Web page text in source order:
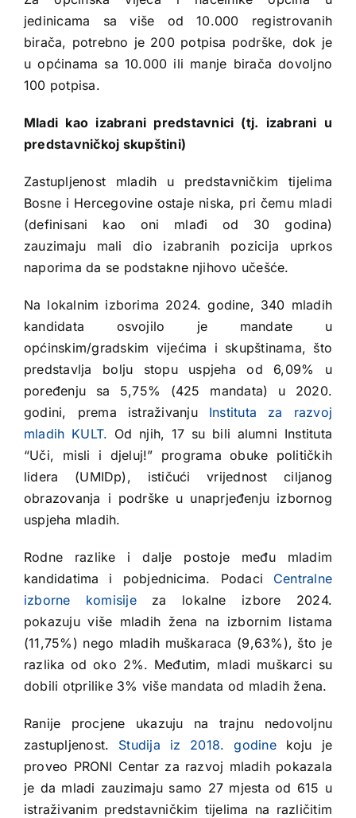
jedinicama sa više od 10.000 registrovanih
birača, potrebno je 200 potpisa podrške, dok je
u općinama sa 10.000 ili manje birača dovoljno
100 potpisa.
Mladi kao izabrani predstavnici (tj. izabrani u
predstavničkoj skupštini)
Zastupljenost mladih u predstavničkim tijelima
Bosne i Hercegovine ostaje niska, pri čemu mladi
(definisani kao oni mlađi od 30 godina)
zauzimaju mali dio izabranih pozicija uprkos
naporima da se podstakne njihovo učešće.
Na lokalnim izborima 2024. godine, 340 mladih
kandidata osvojilo je mandate u
općinskim/gradskim vijećima i skupštinama, što
predstavlja bolju stopu uspjeha od 6,09% u
poređenju sa 5,75% (425 mandata) u 2020.
godini, prema istraživanju Instituta za razvoj
mladih KULT. Od njih, 17 su bili alumni Instituta
“Uči, misli i djeluj!” programa obuke političkih
lidera (UMIDp), ističući vrijednost ciljanog
obrazovanja i podrške u unaprjeđenju izbornog
uspjeha mladih.
Rodne razlike i dalje postoje među mladim
kandidatima i pobjednicima. Podaci Centralne
izborne komisijeza lokalne izbore 2024.
pokazuju više mladih žena na izbornim listama
(11,75%) nego mladih muškaraca (9,63%), što je
razlika od oko 2%. Međutim, mladi muškarci su
dobili otprilike 3% više mandata od mladih žena.
Ranije procjene ukazuju na trajnu nedovoljnu
zastupljenost. Studija iz 2018. godinekoju je
proveo PRONI Centar za razvoj mladih pokazala
je da mladi zauzimaju samo 27 mjesta od 615 u
istraživanim predstavničkim tijelima na različitim